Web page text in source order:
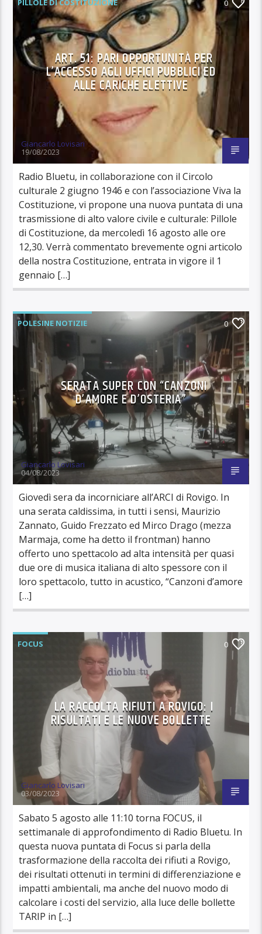
PILLOLE DI COSTITUZIONE 0
ART. 51: PARI OPPORTUNITÀ PER
L’ACCESSO AGLI UFFICI PUBBLICI ED
ALLE CARICHE ELETTIVE
Giancarlo Lovisari
19/08/2023
Radio Bluetu, in collaborazione con il Circolo
culturale 2 giugno 1946 e con l’associazione Viva la
Costituzione, vi propone una nuova puntata di una
trasmissione di alto valore civile e culturale: Pillole
di Costituzione, da mercoledì 16 agosto alle ore
12,30. Verrà commentato brevemente ogni articolo
della nostra Costituzione, entrata in vigore il 1
gennaio […]
POLESINE NOTIZIE 0
SERATA SUPER CON “CANZONI
D’AMORE E D’OSTERIA”
Giancarlo Lovisari
04/08/2023
Giovedì sera da incorniciare all’ARCI di Rovigo. In
una serata caldissima, in tutti i sensi, Maurizio
Zannato, Guido Frezzato ed Mirco Drago (mezza
Marmaja, come ha detto il frontman) hanno
offerto uno spettacolo ad alta intensità per quasi
due ore di musica italiana di alto spessore con il
loro spettacolo, tutto in acustico, “Canzoni d’amore
[…]
FOCUS 0
LA RACCOLTA RIFIUTI A ROVIGO: I
RISULTATI E LE NUOVE BOLLETTE
Giancarlo Lovisari
03/08/2023
Sabato 5 agosto alle 11:10 torna FOCUS, il
settimanale di approfondimento di Radio Bluetu. In
questa nuova puntata di Focus si parla della
trasformazione della raccolta dei rifiuti a Rovigo,
dei risultati ottenuti in termini di differenziazione e
impatti ambientali, ma anche del nuovo modo di
calcolare i costi del servizio, alla luce delle bollette
TARIP in […]